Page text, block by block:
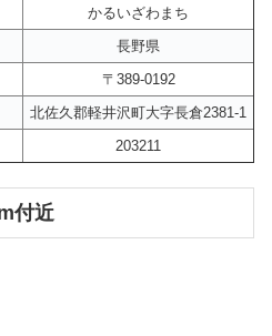
かるいざわまち
長野県
〒389-0192
北佐久郡軽井沢町大字長倉2381-1
203211
付近